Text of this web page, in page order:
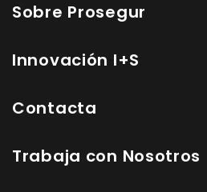
Sobre Prosegur
Innovación I+S
Contacta
Trabaja con Nosotros